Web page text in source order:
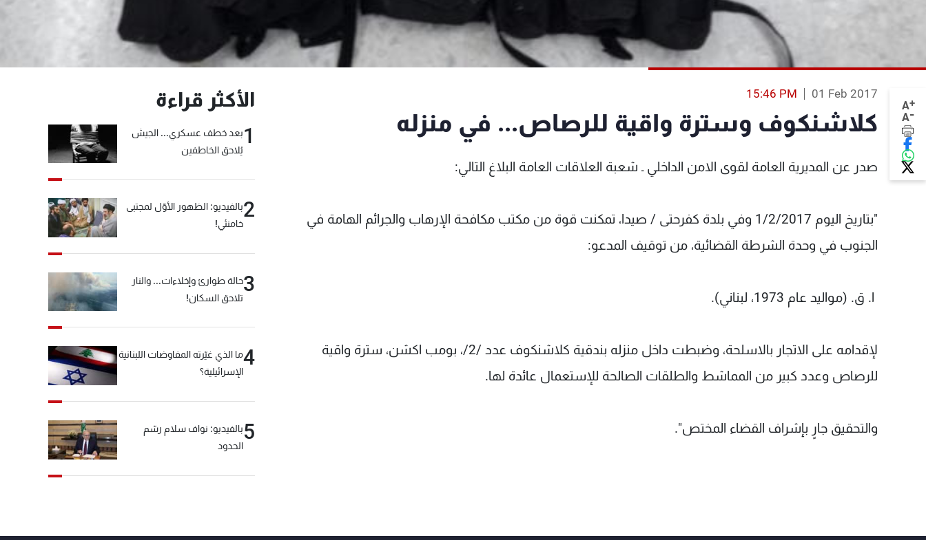
A+
A-
01 Feb 2017
15:46 PM
كلاشنكوف وسترة واقية للرصاص... في منزله
صدر عن المديرية العامة لقوى الامن الداخلي ـ شعبة العلاقات العامة البلاغ التالي:
"بتاريخ اليوم 1/2/2017 وفي بلدة كفرحتى / صيدا، تمكنت قوة من مكتب مكافحة الإرهاب والجرائم الهامة في
الجنوب في وحدة الشرطة القضائية، من توقيف المدعو:
ا. ق. (مواليد عام 1973، لبناني).
لإقدامه على الاتجار بالاسلحة، وضبطت داخل منزله بندقية كلاشنكوف عدد /2/، بومب اكشن، سترة واقية
للرصاص وعدد كبير من المماشط والطلقات الصالحة للإستعمال عائدة لها.
والتحقيق جارٍ بإشراف القضاء المختص".
الأكثر قراءة
1بعد خطف عسكري... الجيش
يُلاحق الخاطفين
2بالفيديو: الظهور الأوّل لمجتبى
خامنئي!
3حالة طوارئ وإخلاءات... والنار
تلاحق السكان!
4ما الذي غيّرته المفاوضات اللبنانية
الإسرائيلية؟
5بالفيديو: نواف سلام رسّم
الحدود